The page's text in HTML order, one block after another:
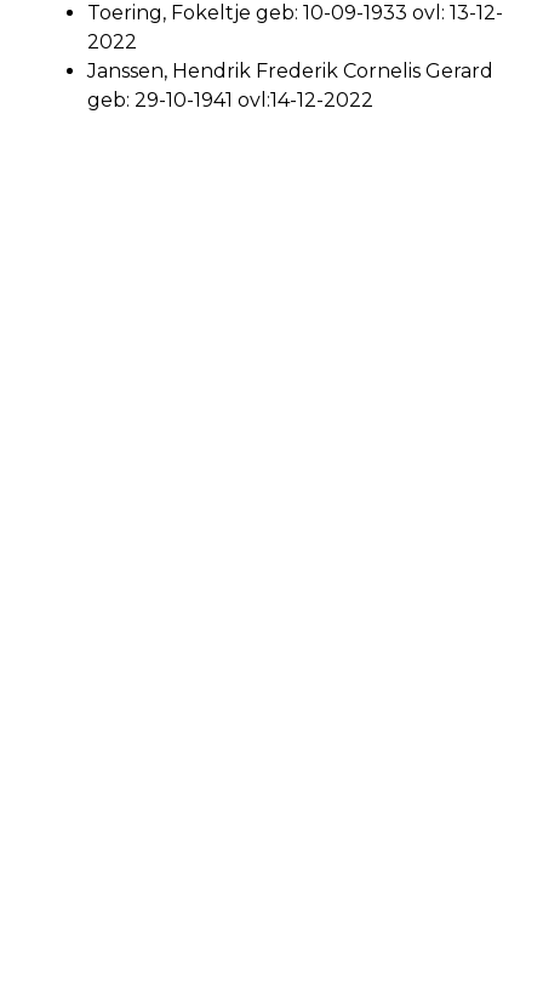
Toering, Fokeltje geb: 10-09-1933 ovl: 13-12-
2022
Janssen, Hendrik Frederik Cornelis Gerard
geb: 29-10-1941 ovl:14-12-2022